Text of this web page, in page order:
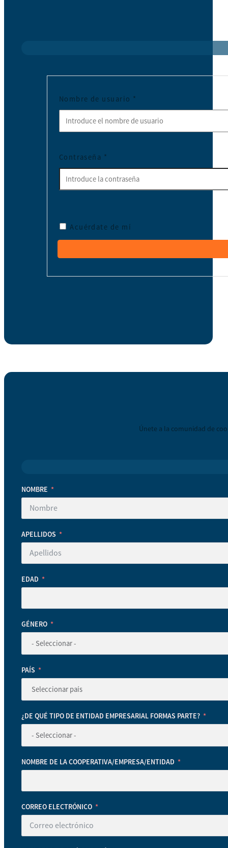
Nombre de usuario *
Contraseña *
Acuérdate de mí
Únete a la comunidad de
NOMBRE
APELLIDOS
EDAD
GÉNERO
PAÍS
¿DE QUÉ TIPO DE ENTIDAD EMPRESARIAL FORMAS PARTE?
NOMBRE DE LA COOPERATIVA/EMPRESA/ENTIDAD
CORREO ELECTRÓNICO